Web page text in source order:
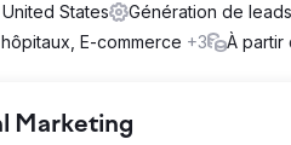
States
Génération de
E-commerce +3 À partir
Marketing